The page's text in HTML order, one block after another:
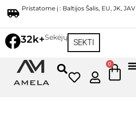
Pristatome į : Baltijos Šalis, EU, JK, JAV
32k+Sekėjų
SEKTI
0